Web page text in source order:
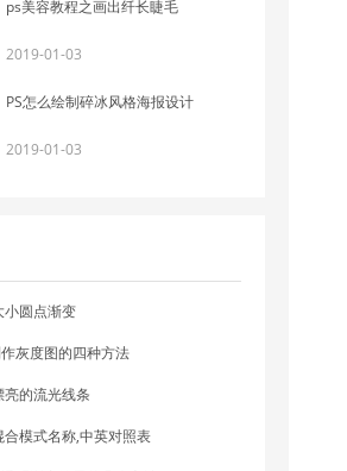
ps美容教程之画出纤长睫毛
2019-01-03
PS怎么绘制碎冰风格海报设计
2019-01-03
小圆点渐变
灰度图的四种方法
亮的流光线条
合模式名称,中英对照表